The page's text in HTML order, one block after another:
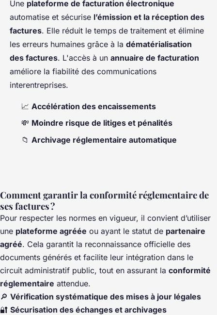
Une plateforme de facturation électronique
automatise et sécurise l’émission et la réception des
factures. Elle réduit le temps de traitement et élimine
les erreurs humaines grâce à la dématérialisation
des factures. L'accès à un annuaire de facturation
améliore la fiabilité des communications
interentreprises.
📈 Accélération des encaissements
💸 Moindre risque de litiges et pénalités
📁 Archivage réglementaire automatique
Comment garantir la conformité réglementaire de
ses factures ?
Pour respecter les normes en vigueur, il convient d’utiliser
une plateforme agréée ou ayant le statut de partenaire
agréé. Cela garantit la reconnaissance officielle des
documents générés et facilite leur intégration dans le
circuit administratif public, tout en assurant la conformité
réglementaire attendue.
🔎 Vérification systématique des mises à jour légales
🔐 Sécurisation des échanges et archivages